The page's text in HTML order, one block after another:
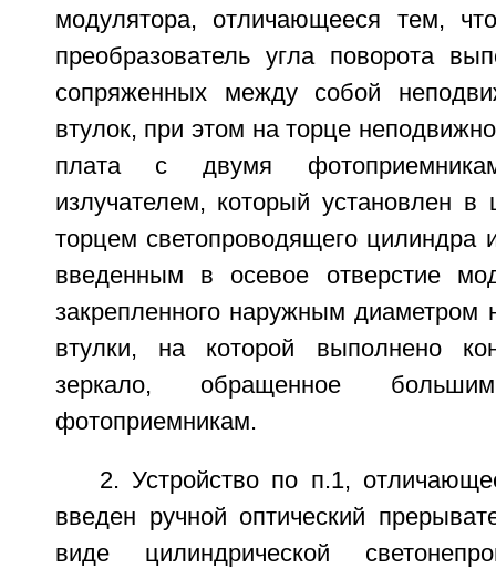
модулятора, отличающееся тем,
преобразователь угла поворота
сопряженных между собой
втулок, при этом на торце
плата с двумя
излучателем, который установлен
торцем светопроводящего цилиндра
введенным в осевое отверстие
закрепленного наружным диаметром
втулки, на которой выполнено
зеркало, обращенное
фотоприемникам.
2. Устройство по п.1,
введен ручной оптический
виде цилиндрической